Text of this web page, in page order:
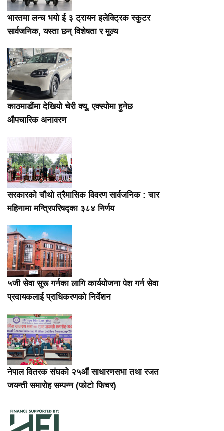
भारतमा लन्च भयो ई ३ ट्रायन इलेक्ट्रिक स्कुटर
सार्वजनिक, यस्ता छन् विशेषता र मूल्य
काठमाडौंमा देखियो चेरी क्यू, एक्स्पोमा हुनेछ
औपचारिक अनावरण
सरकारको चौथो त्रैमासिक विवरण सार्वजनिक : चार
महिनामा मन्त्रिपरिषद्का ३८४ निर्णय
५जी सेवा सुरू गर्नका लागि कार्ययोजना पेश गर्न सेवा
प्रदायकलाई प्राधिकरणको निर्देशन
नेपाल वितरक संघको २५औं साधारणसभा तथा रजत
जयन्ती समारोह सम्पन्न (फोटो फिचर)